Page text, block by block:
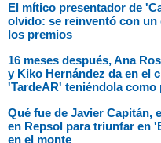
El mítico presentador de
olvido: se reinventó con
los premios
16 meses después, Ana
y Kiko Hernández da en el
'TardeAR' teniéndola como
Qué fue de Javier Capitán,
en Repsol para triunfar en
en el monte